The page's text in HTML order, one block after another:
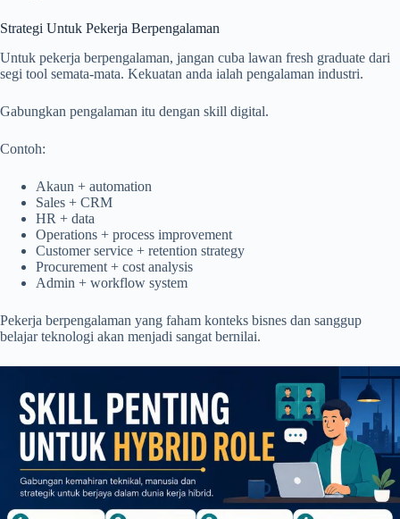
Strategi Untuk Pekerja Berpengalaman
Untuk pekerja berpengalaman, jangan cuba lawan fresh graduate dari
segi tool semata-mata. Kekuatan anda ialah pengalaman industri.
Gabungkan pengalaman itu dengan skill digital.
Contoh:
Akaun + automation
Sales + CRM
HR + data
Operations + process improvement
Customer service + retention strategy
Procurement + cost analysis
Admin + workflow system
Pekerja berpengalaman yang faham konteks bisnes dan sanggup
belajar teknologi akan menjadi sangat bernilai.